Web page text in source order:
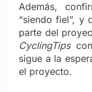
Además,
“siendo fiel”, y
parte del
CyclingTips
sigue a la
el proyecto.